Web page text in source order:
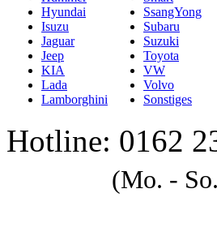
Hyundai
Isuzu
Jaguar
Jeep
KIA
Lada
Lamborghini
SsangYong
Subaru
Suzuki
Toyota
VW
Volvo
Sonstiges
Hotline: 0162
(Mo. -